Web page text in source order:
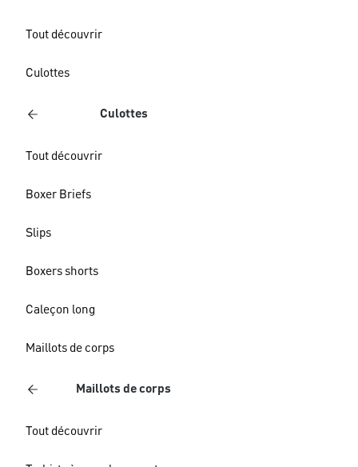
Tout découvrir
Culottes
Culottes
Tout découvrir
Boxer Briefs
Slips
Boxers shorts
Caleçon long
Maillots de corps
Maillots de corps
Tout découvrir